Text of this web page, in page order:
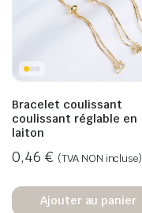
Bracelet coulissant
coulissant réglable en
laiton
0,46 € (TVA NON incluse)
Ajouter au panier